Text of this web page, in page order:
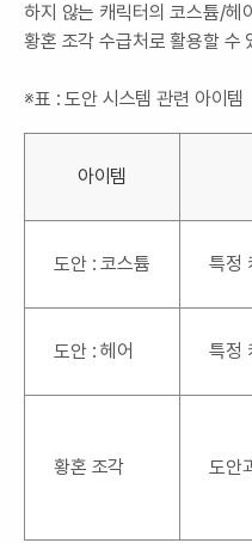
하지 않는 캐릭터의 코스튬/헤
황혼 조각 수급처로 활용할 수
※표 : 도안 시스템 관련 아이템
아이템
도안 : 코스튬 특정
도안 : 헤어 특정
황혼 조각 도안